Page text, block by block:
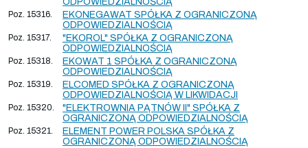
Poz. 15316.
EKONEGAWAT SPÓŁKA Z OGRANICZONĄ
ODPOWIEDZIALNOŚCIĄ
Poz. 15317.
"EKOROL" SPÓŁKA Z OGRANICZONĄ
ODPOWIEDZIALNOŚCIĄ
Poz. 15318.
EKOWAT 1 SPÓŁKA Z OGRANICZONĄ
ODPOWIEDZIALNOŚCIĄ
Poz. 15319.
ELCOMED SPÓŁKA Z OGRANICZONĄ
ODPOWIEDZIALNOŚCIĄ W LIKWIDACJI
Poz. 15320.
"ELEKTROWNIA PĄTNÓW II" SPÓŁKA Z
OGRANICZONĄ ODPOWIEDZIALNOŚCIĄ
Poz. 15321.
ELEMENT POWER POLSKA SPÓŁKA Z
OGRANICZONĄ ODPOWIEDZIALNOŚCIĄ